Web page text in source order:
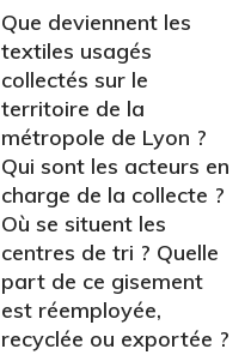
Que deviennent les
textiles usagés
collectés sur le
territoire de la
métropole de Lyon ?
Qui sont les acteurs en
charge de la collecte ?
Où se situent les
centres de tri ? Quelle
part de ce gisement
est réemployée,
recyclée ou exportée ?